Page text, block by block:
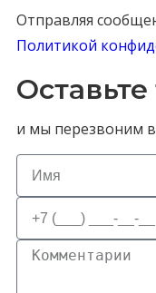
Отправляя
Политикой
и мы перезвоним